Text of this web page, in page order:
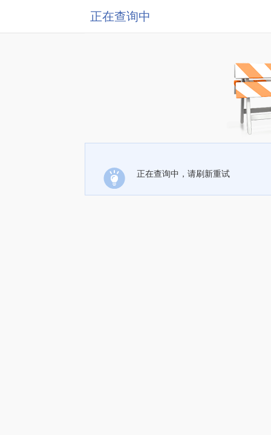
正在查询中
正在查询中，请刷新重试